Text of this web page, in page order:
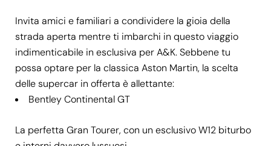
Invita amici e familiari a condividere la gioia della
strada aperta mentre ti imbarchi in questo viaggio
indimenticabile in esclusiva per A&K. Sebbene tu
possa optare per la classica Aston Martin, la scelta
delle supercar in offerta è allettante:
Bentley Continental GT
La perfetta Gran Tourer, con un esclusivo W12 biturbo